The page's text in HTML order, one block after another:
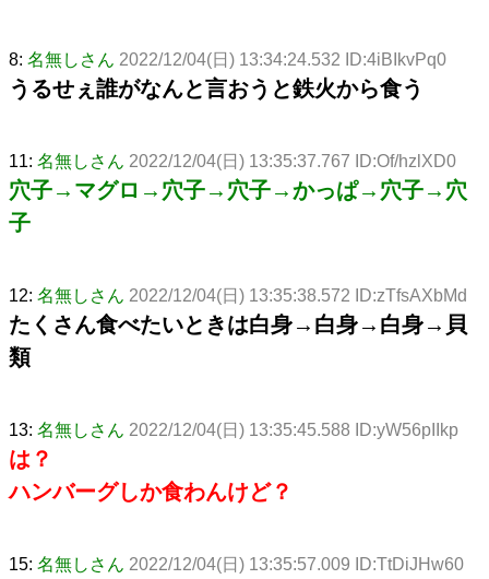
8: 名無しさん 2022/12/04(日) 13:34:24.532 ID:4iBIkvPq0
うるせぇ誰がなんと言おうと鉄火から食う
11: 名無しさん 2022/12/04(日) 13:35:37.767 ID:Of/hzlXD0
穴子→マグロ→穴子→穴子→かっぱ→穴子→穴
子
12: 名無しさん 2022/12/04(日) 13:35:38.572 ID:zTfsAXbMd
たくさん食べたいときは白身→白身→白身→貝
類
13: 名無しさん 2022/12/04(日) 13:35:45.588 ID:yW56pIIkp
は？
ハンバーグしか食わんけど？
15: 名無しさん 2022/12/04(日) 13:35:57.009 ID:TtDiJHw60